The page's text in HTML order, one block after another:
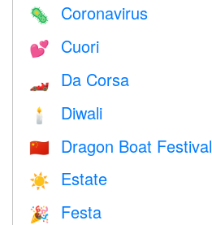
🦠 Coronavirus
💕 Cuori
🏎 Da Corsa
🕯 Diwali
🇨🇳 Dragon Boat Festival
☀️ Estate
🎉 Festa